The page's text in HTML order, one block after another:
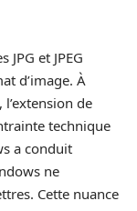
et JPEG
d’image. À
de
technique
a conduit
ne
Cette nuance